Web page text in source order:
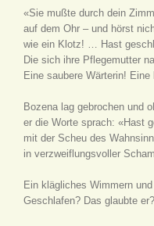
«Sie mußte durch dein
auf dem Ohr – und hörst
wie ein Klotz! … Hast
Die sich ihre Pflegemutter
Eine saubere Wärterin! Eine
Bozena lag gebrochen und
er die Worte sprach: «Hast
mit der Scheu des
in verzweiflungsvoller
Ein klägliches Wimmern
Geschlafen? Das glaubte